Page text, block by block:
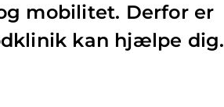
mobilitet. Derfor er
kan hjælpe dig.